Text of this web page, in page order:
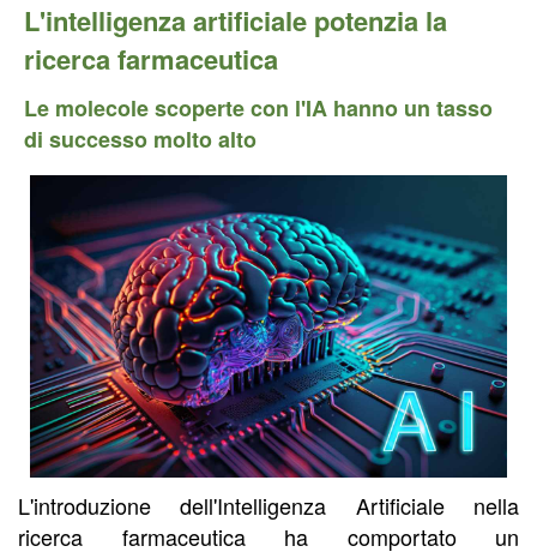
L'intelligenza artificiale potenzia la
ricerca farmaceutica
Le molecole scoperte con l'IA hanno un tasso
di successo molto alto
L'introduzione dell'Intelligenza Artificiale nella
ricerca farmaceutica ha comportato un